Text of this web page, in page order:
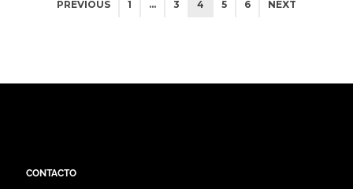
PREVIOUS 1 … 3 4 5 6 NEXT
CONTACTO